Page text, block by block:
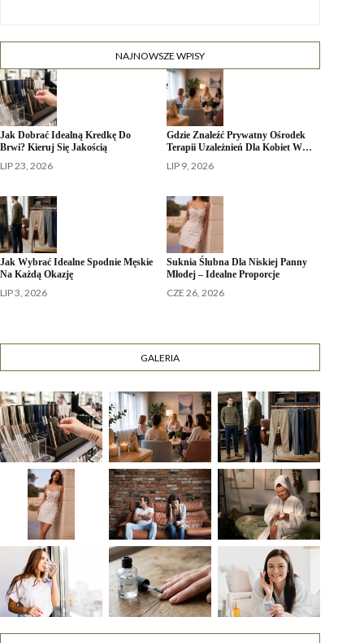
NAJNOWSZE WPISY
Jak Dobrać Idealną Kredkę Do
Brwi? Kieruj Się Jakością
LIP 23, 2026
Gdzie Znaleźć Prywatny Ośrodek
Terapii Uzależnień Dla Kobiet W…
LIP 9, 2026
Jak Wybrać Idealne Spodnie Męskie
Na Każdą Okazję
LIP 3, 2026
Suknia Ślubna Dla Niskiej Panny
Młodej – Idealne Proporcje
CZE 26, 2026
GALERIA